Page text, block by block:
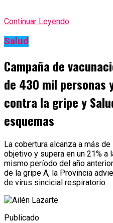
Continuar Leyendo
Salud
Campaña de
de 430 mil personas
contra la gripe y
esquemas
La cobertura alcanza a más
objetivo y supera en un 21%
mismo período del año
de la gripe A, la Provincia
de virus sincicial respiratorio.
Publicado